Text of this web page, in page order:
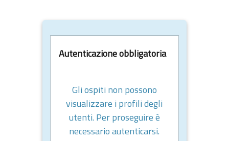
Autenticazione obbligatoria
Gli ospiti non possono
visualizzare i profili degli
utenti. Per proseguire è
necessario autenticarsi.